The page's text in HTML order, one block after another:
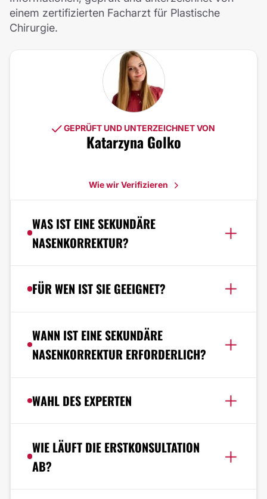
einem zertifizierten Facharzt für Plastische
Chirurgie.
GEPRÜFT UND UNTERZEICHNET VON
Katarzyna Golko
Wie wir Verifizieren
WAS IST EINE SEKUNDÄRE
NASENKORREKTUR?
FÜR WEN IST SIE GEEIGNET?
WANN IST EINE SEKUNDÄRE
NASENKORREKTUR ERFORDERLICH?
WAHL DES EXPERTEN
WIE LÄUFT DIE ERSTKONSULTATION
AB?